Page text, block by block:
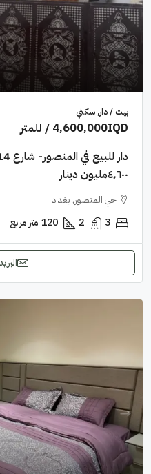
بيت / دار, سكني
4,600,000IQD / للمتر
٤٬٦٠٠مليون دينار
حي المنصور, بغداد
3
2
120 متر مربع